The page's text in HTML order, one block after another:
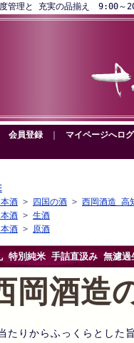
管理と 充実の品揃え 9:00
会員登録 マイページへロ
酒 > 四国の酒 > 西岡酒造 高
酒 > 生酒
酒 > 原酒
特別純米 手詰直汲み 無濾
岡酒造
たりからふっくらとした